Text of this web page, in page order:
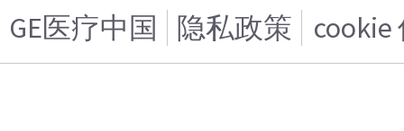
GE医疗中国 隐私政策 cookie